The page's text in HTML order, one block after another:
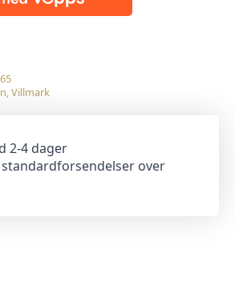
,Villmark
2-4 dager
over